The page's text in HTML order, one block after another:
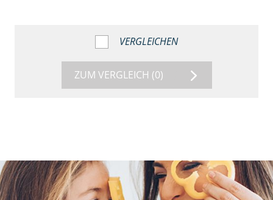
VERGLEICHEN
ZUM VERGLEICH (0)